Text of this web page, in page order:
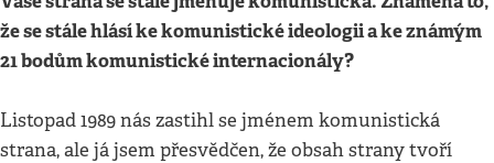
že se stále hlásí ke komunistické ideologii a ke známým
21 bodům komunistické internacionály?
Listopad 1989 nás zastihl se jménem komunistická
strana, ale já jsem přesvědčen, že obsah strany tvoří